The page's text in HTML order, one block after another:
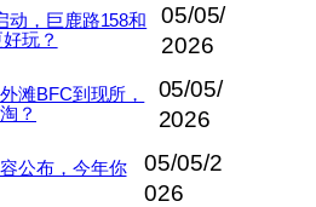
动，巨鹿路158和
玩？
05/05/
2026
滩BFC到现所，
？
05/05/
2026
公布，今年你
05/05/2
026